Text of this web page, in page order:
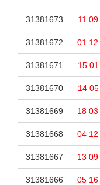
31381673 11 09
31381672 01 12
31381671 15 01
31381670 14 05
31381669 18 03
31381668 04 12
31381667 13 09
31381666 05 16